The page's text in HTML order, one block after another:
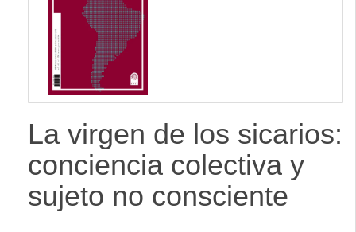
La virgen de los sicarios:
conciencia colectiva y
sujeto no consciente